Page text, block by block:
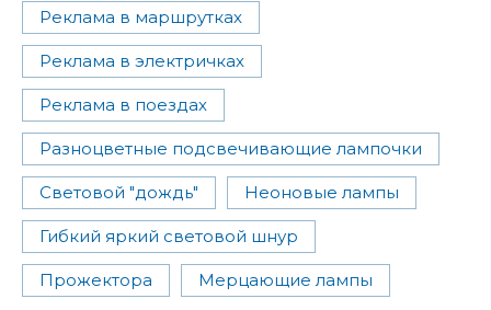
Реклама в маршрутках
Реклама в электричках
Реклама в поездах
Разноцветные подсвечивающие лампочки
Световой "дождь" Неоновые лампы
Гибкий яркий световой шнур
Прожектора Мерцающие лампы